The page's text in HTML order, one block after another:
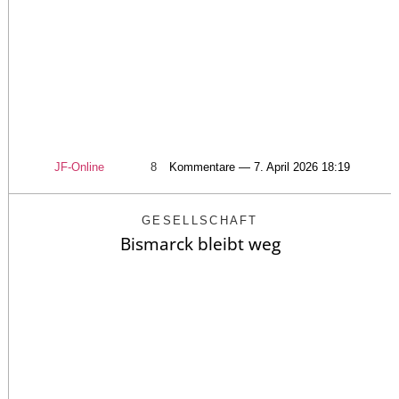
JF-Online 8 Kommentare — 7. April 2026 18:19
GESELLSCHAFT
Bismarck bleibt weg